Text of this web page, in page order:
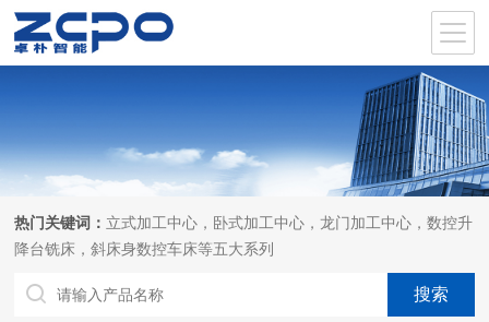
热门关键词： 立式加工中心，卧式加工中心，龙门加工中心，数控升
降台铣床，斜床身数控车床等五大系列